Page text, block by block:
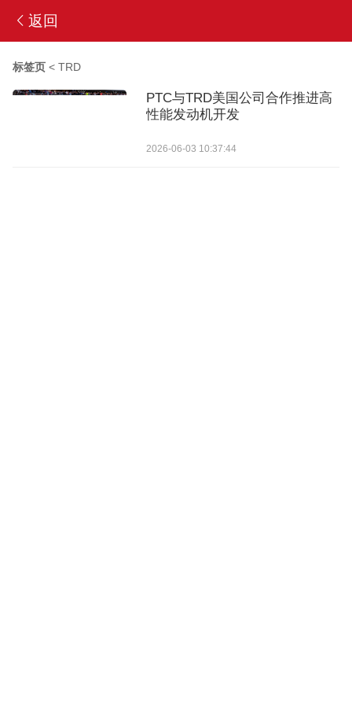
返回
标签页< TRD
PTC与TRD美国公司合作推进高
性能发动机开发
2026-06-03 10:37:44